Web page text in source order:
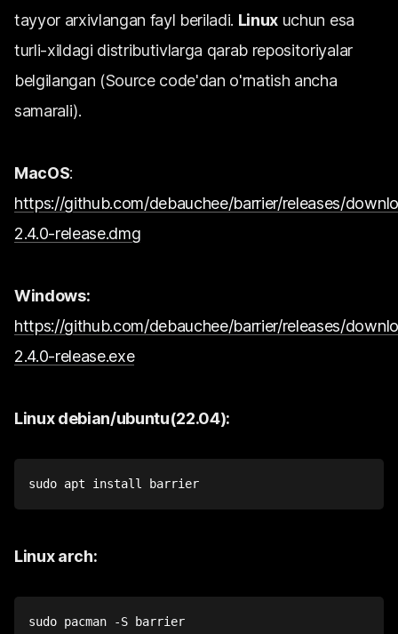
tayyor arxivlangan fayl beriladi. Linux uchun esa
turli-xildagi distributivlarga qarab repositoriyalar
belgilangan (Source code'dan o'rnatish ancha
samarali).
MacOS:
https://github.com/debauchee/barrier/releases/
2.4.0-release.dmg
Windows:
https://github.com/debauchee/barrier/releases/
2.4.0-release.exe
Linux debian/ubuntu(22.04):
sudo apt install barrier
Linux arch:
sudo pacman -S barrier